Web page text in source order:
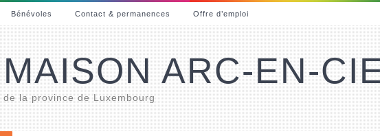
Bénévoles Contact & permanences Offre d’emploi
MAISON ARC-EN-
de la province de Luxembourg